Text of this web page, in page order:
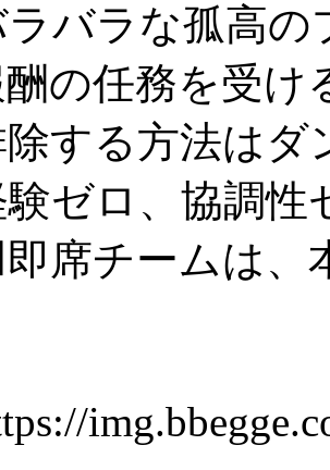
バラな孤高
の任務を受
する方法は
ゼロ、協調
席チームは